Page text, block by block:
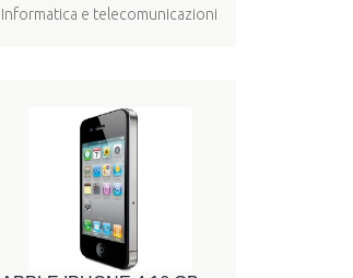
Informatica e telecomunicazioni